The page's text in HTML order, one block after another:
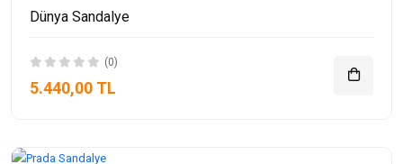
Dünya Sandalye
(0)
5.440,00 TL